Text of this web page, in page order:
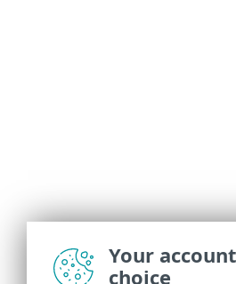
Your
choice